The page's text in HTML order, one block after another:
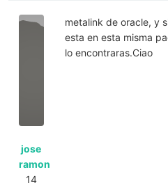
jose
ramon
14
metalink de oracle, y
esta en esta misma
lo encontraras.Ciao